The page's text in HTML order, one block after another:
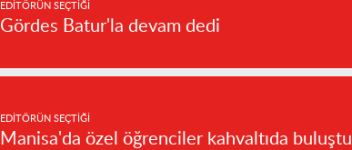
EDITÖRÜN SEÇTIĞI
Gördes Batur'la devam dedi
EDITÖRÜN SEÇTIĞI
Manisa'da özel öğrenciler kahvaltıda buluştu